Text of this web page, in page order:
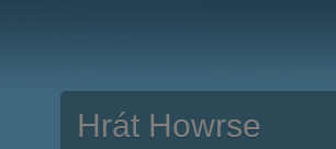
Hrát Howrse